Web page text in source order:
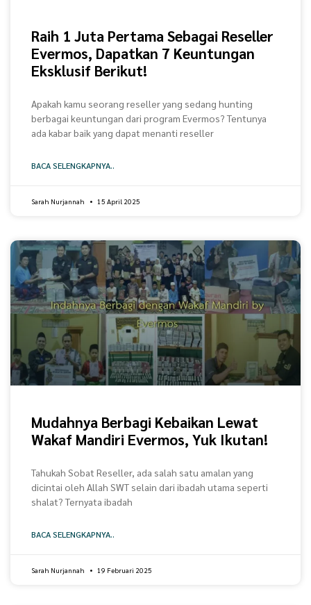
Raih 1 Juta Pertama Sebagai Reseller
Evermos, Dapatkan 7 Keuntungan
Eksklusif Berikut!
Apakah kamu seorang reseller yang sedang hunting
berbagai keuntungan dari program Evermos? Tentunya
ada kabar baik yang dapat menanti reseller
BACA SELENGKAPNYA..
Sarah Nurjannah 15 April 2025
Mudahnya Berbagi Kebaikan Lewat
Wakaf Mandiri Evermos, Yuk Ikutan!
Tahukah Sobat Reseller, ada salah satu amalan yang
dicintai oleh Allah SWT selain dari ibadah utama seperti
shalat? Ternyata ibadah
BACA SELENGKAPNYA..
Sarah Nurjannah 19 Februari 2025